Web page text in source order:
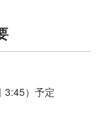
3:45）予定